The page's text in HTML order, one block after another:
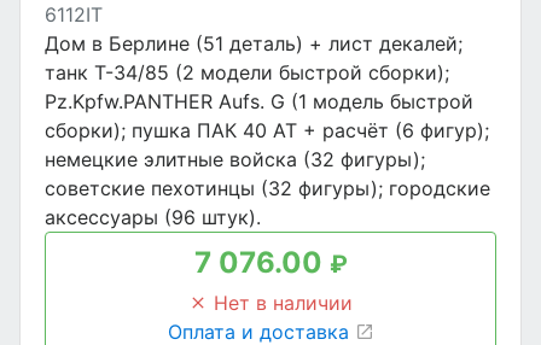
6112IT
Дом в Берлине (51 деталь) + лист декалей;
танк Т-34/85 (2 модели быстрой сборки);
Pz.Kpfw.PANTHER Aufs. G (1 модель быстрой
сборки); пушка ПАК 40 AT + расчёт (6 фигур);
немецкие элитные войска ​​(32 фигуры);
советские пехотинцы (32 фигуры); городские
аксессуары (96 штук).
7 076.00 ₽
Нет в наличии
Оплата и доставка